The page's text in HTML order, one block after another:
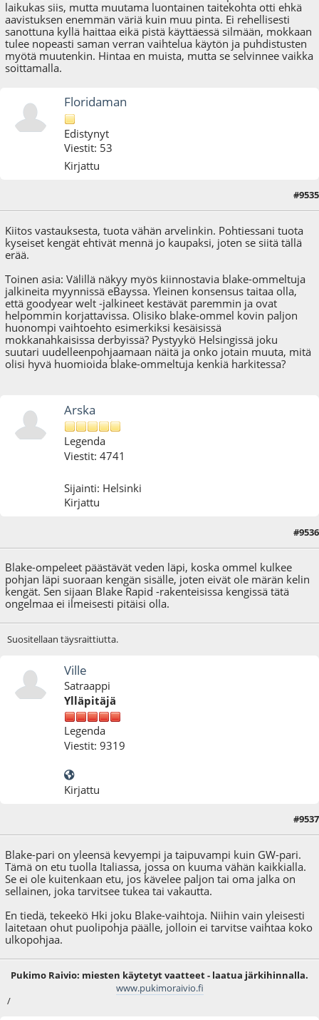
laikukas siis, mutta muutama luontainen taitekohta otti ehkä
aavistuksen enemmän väriä kuin muu pinta. Ei rehellisesti
sanottuna kyllä haittaa eikä pistä käyttäessä silmään, mokkaan
tulee nopeasti saman verran vaihtelua käytön ja puhdistusten
myötä muutenkin. Hintaa en muista, mutta se selvinnee vaikka
soittamalla.
Floridaman
Edistynyt
Viestit: 53
Kirjattu
#9535
Kiitos vastauksesta, tuota vähän arvelinkin. Pohtiessani tuota
kyseiset kengät ehtivät mennä jo kaupaksi, joten se siitä tällä
erää.
Toinen asia: Välillä näkyy myös kiinnostavia blake-ommeltuja
jalkineita myynnissä eBayssa. Yleinen konsensus taitaa olla,
että goodyear welt -jalkineet kestävät paremmin ja ovat
helpommin korjattavissa. Olisiko blake-ommel kovin paljon
huonompi vaihtoehto esimerkiksi kesäisissä
mokkanahkaisissa derbyissä? Pystyykö Helsingissä joku
suutari uudelleenpohjaamaan näitä ja onko jotain muuta, mitä
olisi hyvä huomioida blake-ommeltuja kenkiä harkitessa?
Arska
Legenda
Viestit: 4741
Sijainti: Helsinki
Kirjattu
#9536
Blake-ompeleet päästävät veden läpi, koska ommel kulkee
pohjan läpi suoraan kengän sisälle, joten eivät ole märän kelin
kengät. Sen sijaan Blake Rapid -rakenteisissa kengissä tätä
ongelmaa ei ilmeisesti pitäisi olla.
Suositellaan täysraittiutta.
Ville
Satraappi
Ylläpitäjä
Legenda
Viestit: 9319
Kirjattu
#9537
Blake-pari on yleensä kevyempi ja taipuvampi kuin GW-pari.
Tämä on etu tuolla Italiassa, jossa on kuuma vähän kaikkialla.
Se ei ole kuitenkaan etu, jos kävelee paljon tai oma jalka on
sellainen, joka tarvitsee tukea tai vakautta.
En tiedä, tekeekö Hki joku Blake-vaihtoja. Niihin vain yleisesti
laitetaan ohut puolipohja päälle, jolloin ei tarvitse vaihtaa koko
ulkopohjaa.
Pukimo Raivio: miesten käytetyt vaatteet - laatua järkihinnalla.
www.pukimoraivio.fi
/